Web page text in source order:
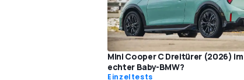
Mini Cooper C Dreitürer (2026)
echter Baby-BMW?
Einzeltests